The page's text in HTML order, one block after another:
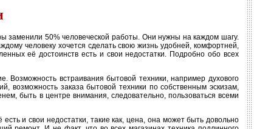
заменили 50% человеческой работы. Они нужны на каждом шагу.
человеку хочется сделать свою жизнь удобней, комфортней,
её достоинств есть и свои недостатки. Подробно обо всех
Возможность встраивания бытовой техники, например духового
возможность заказа бытовой техники по собственным эскизам,
быть в центре внимания, следовательно, пользоваться всеми
и свои недостатки, такие как, цена, она может быть довольно